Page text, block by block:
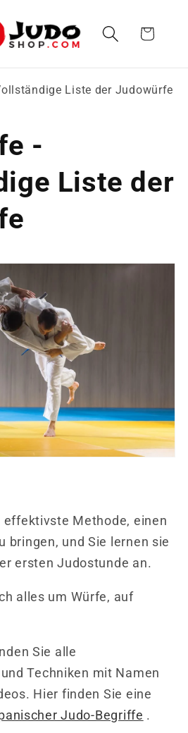
Warenkorb
Liste der Judowürfe
-
Liste der
effektivste Methode, einen
bringen, und Sie lernen sie
ersten Judostunde an.
alles um Würfe, auf
Sie alle
Techniken mit Namen
Hier finden Sie eine
Judo-Begriffe .